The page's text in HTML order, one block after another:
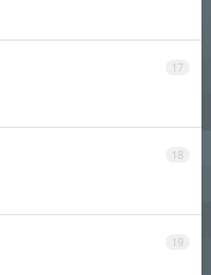
17
18
19